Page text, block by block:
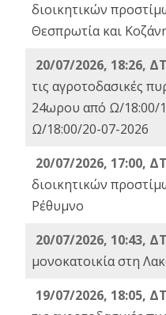
διοικητικών
Θεσπρωτία και
20/07/2026, 18:26,
τις αγροτοδασικές
24ωρου από Ω/18:00/
Ω/18:00/20-07-2026
20/07/2026, 17:00,
διοικητικών
Ρέθυμνο
20/07/2026, 10:43,
μονοκατοικία στη
19/07/2026, 18:05,